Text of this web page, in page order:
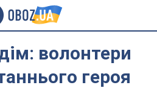
волонтери
героя